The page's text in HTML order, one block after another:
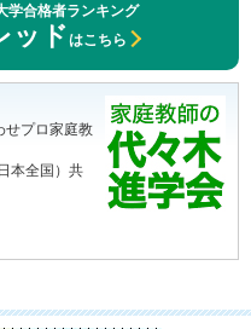
学合格者ランキング
ッドはこちら